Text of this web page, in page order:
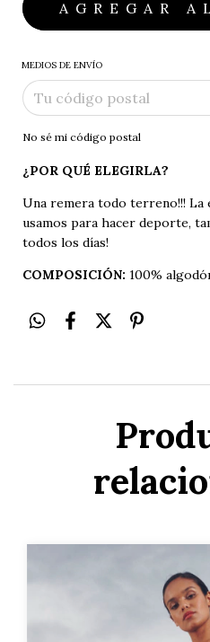
MEDIOS DE ENVÍO
No sé mi código postal
¿POR QUÉ ELEGIRLA?
Una remera todo terreno!!!
usamos para hacer deporte,
todos los días!
COMPOSICIÓN: 100%